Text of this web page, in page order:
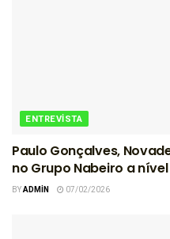
ENTREVISTA
Paulo Gonçalves,
no Grupo Nabeiro a
BYADMIN 07/02/2026